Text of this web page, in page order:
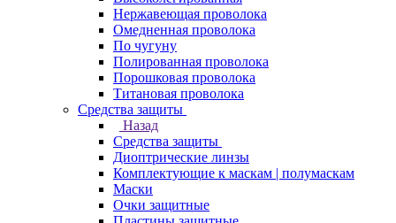
Нержавеющая проволока
Омедненная проволока
По чугуну
Полированная проволока
Порошковая проволока
Титановая проволока
Средства защиты
Назад
Средства защиты
Диоптрические линзы
Комплектующие к маскам | полумаскам
Маски
Очки защитные